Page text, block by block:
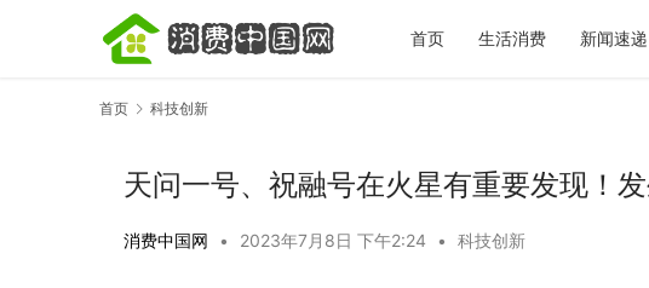
首页 生活消费 新闻速递
首页 科技创新
天问一号、祝融号在火星有重要发现！
消费中国网 • 2023年7月8日 下午2:24 • 科技创新